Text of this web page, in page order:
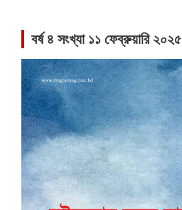
বর্ষ ৪ সংখ্যা ১১ ফেব্রুয়ারি ২০২৫